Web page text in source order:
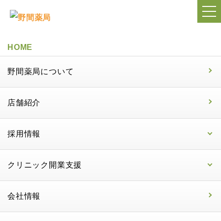
HOME
野間薬局について
店舗紹介
採用情報
クリニック開業支援
会社情報